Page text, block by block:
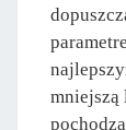
mniejszą